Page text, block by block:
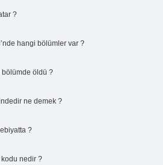
?
hangi bölümler var ?
bölümde öldü ?
ne demek ?
?
kodu nedir ?